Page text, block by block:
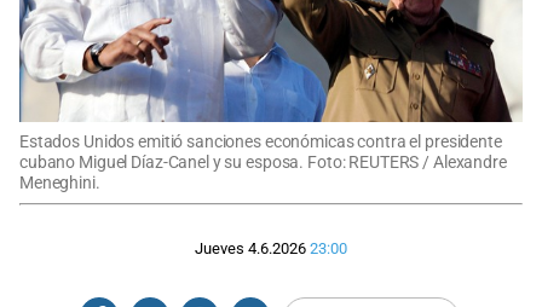
Estados Unidos emitió sanciones económicas contra el presidente
cubano Miguel Díaz-Canel y su esposa. Foto: REUTERS / Alexandre
Meneghini.
Jueves 4.6.2026 23:00